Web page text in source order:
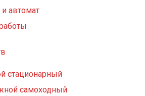
автомат
стационарный
самоходный